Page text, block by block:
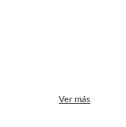
Ver más